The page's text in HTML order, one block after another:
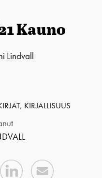
Kauno
Lindvall
, KIRJALLISUUS